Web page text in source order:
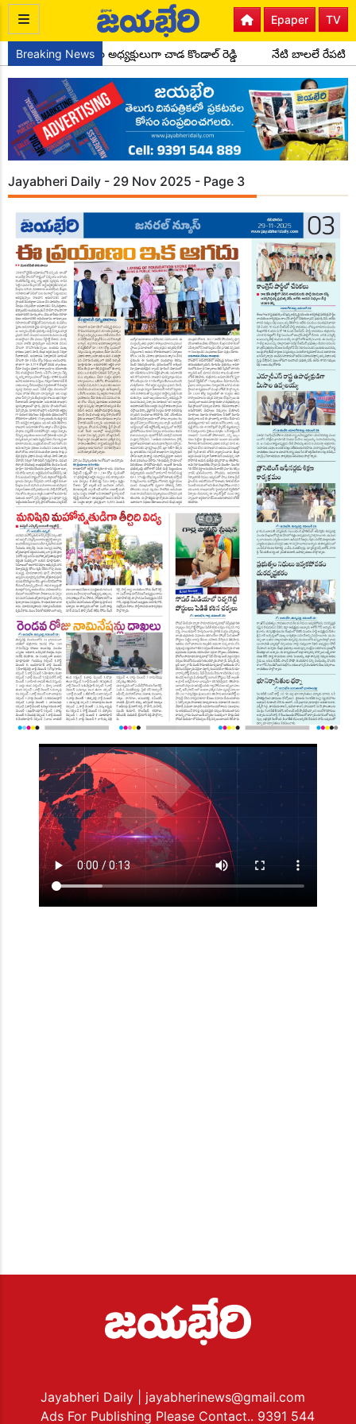
TV
Epaper
Breaking News
పార్టీ సైదాపూర్ మండల అధ్యక్షులుగా చాడ కొండాల్ రెడ్డి నేటి బాలలే రేపటి
Jayabheri Daily - 29 Nov 2025 - Page 3
Jayabheri Daily
| jayabherinews@gmail.com
Ads For Publishing Please Contact.. 9391 544